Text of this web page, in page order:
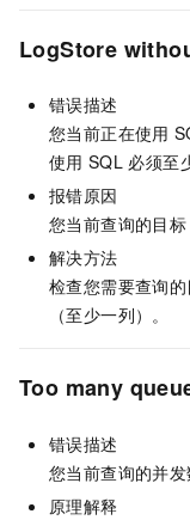
LogStore
错误描述
您当前正在使用
使用 SQL 必须至
报错原因
您当前查询的目标
解决方法
检查您需要查询
（至少一列）。
Too many
错误描述
您当前查询的并发
原理解释